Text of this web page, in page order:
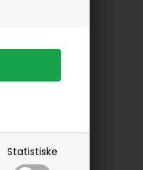
Statistiske